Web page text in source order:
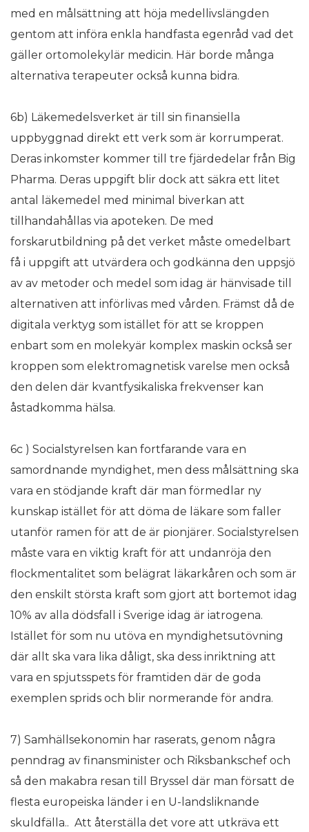
med en målsättning att höja medellivslängden
gentom att införa enkla handfasta egenråd vad det
gäller ortomolekylär medicin. Här borde många
alternativa terapeuter också kunna bidra.
6b) Läkemedelsverket är till sin finansiella
uppbyggnad direkt ett verk som är korrumperat.
Deras inkomster kommer till tre fjärdedelar från Big
Pharma. Deras uppgift blir dock att säkra ett litet
antal läkemedel med minimal biverkan att
tillhandahållas via apoteken. De med
forskarutbildning på det verket måste omedelbart
få i uppgift att utvärdera och godkänna den uppsjö
av av metoder och medel som idag är hänvisade till
alternativen att införlivas med vården. Främst då de
digitala verktyg som istället för att se kroppen
enbart som en molekyär komplex maskin också ser
kroppen som elektromagnetisk varelse men också
den delen där kvantfysikaliska frekvenser kan
åstadkomma hälsa.
6c ) Socialstyrelsen kan fortfarande vara en
samordnande myndighet, men dess målsättning ska
vara en stödjande kraft där man förmedlar ny
kunskap istället för att döma de läkare som faller
utanför ramen för att de är pionjärer. Socialstyrelsen
måste vara en viktig kraft för att undanröja den
flockmentalitet som belägrat läkarkåren och som är
den enskilt största kraft som gjort att bortemot idag
10% av alla dödsfall i Sverige idag är iatrogena.
Istället för som nu utöva en myndighetsutövning
där allt ska vara lika dåligt, ska dess inriktning att
vara en spjutsspets för framtiden där de goda
exemplen sprids och blir normerande för andra.
7) Samhällsekonomin har raserats, genom några
penndrag av finansminister och Riksbankschef och
så den makabra resan till Bryssel där man försatt de
flesta europeiska länder i en U-landsliknande
skuldfälla.. Att återställa det vore att utkräva ett